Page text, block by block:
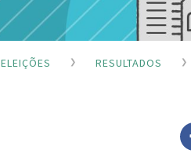
ELEIÇÕES RESULTADOS